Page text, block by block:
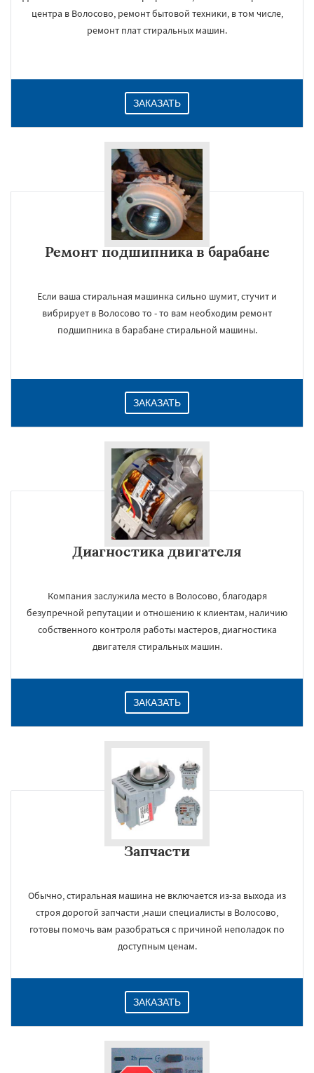
центра в Волосово, ремонт бытовой техники, в том числе,
ремонт плат стиральных машин.
ЗАКАЗАТЬ
Ремонт подшипника в барабане
Если ваша стиральная машинка сильно шумит, стучит и
вибрирует в Волосово то - то вам необходим ремонт
подшипника в барабане стиральной машины.
ЗАКАЗАТЬ
Диагностика двигателя
Компания заслужила место в Волосово, благодаря
безупречной репутации и отношению к клиентам, наличию
собственного контроля работы мастеров, диагностика
двигателя стиральных машин.
ЗАКАЗАТЬ
Запчасти
Обычно, стиральная машина не включается из-за выхода из
строя дорогой запчасти ,наши специалисты в Волосово,
готовы помочь вам разобраться с причиной неполадок по
доступным ценам.
ЗАКАЗАТЬ